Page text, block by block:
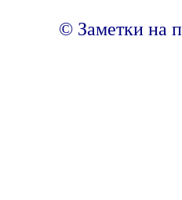
© Заметки на